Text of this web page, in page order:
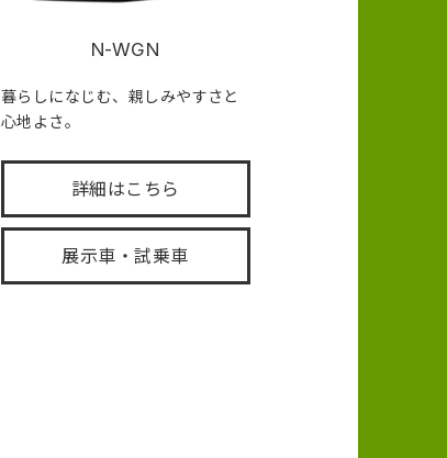
N-WGN
暮らしになじむ、親しみやすさと
心地よさ。
詳細はこちら
展示車・試乗車